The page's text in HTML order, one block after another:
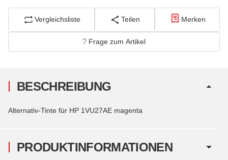
Vergleichsliste Teilen Merken
Frage zum Artikel
PRODUKTINFORMATIONEN
BESCHREIBUNG
Alternativ-Tinte für HP 1VU27AE magenta